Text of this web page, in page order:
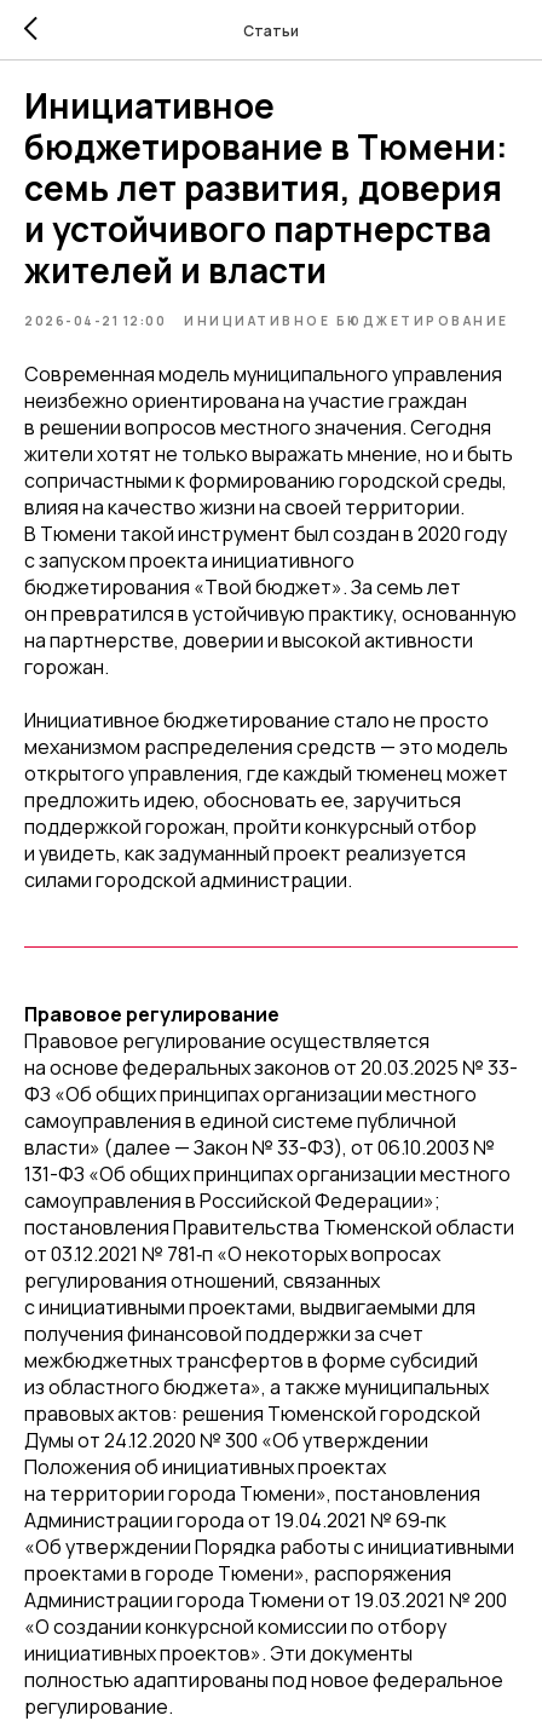
Статьи
Инициативное
бюджетирование в Тюмени:
семь лет развития, доверия
и устойчивого партнерства
жителей и власти
2026-04-21 12:00 ИНИЦИАТИВНОЕ БЮДЖЕТИРОВАНИЕ
Современная модель муниципального управления
неизбежно ориентирована на участие граждан
в решении вопросов местного значения. Сегодня
жители хотят не только выражать мнение, но и быть
сопричастными к формированию городской среды,
влияя на качество жизни на своей территории.
В Тюмени такой инструмент был создан в 2020 году
с запуском проекта инициативного
бюджетирования «Твой бюджет». За семь лет
он превратился в устойчивую практику, основанную
на партнерстве, доверии и высокой активности
горожан.
Инициативное бюджетирование стало не просто
механизмом распределения средств — это модель
открытого управления, где каждый тюменец может
предложить идею, обосновать ее, заручиться
поддержкой горожан, пройти конкурсный отбор
и увидеть, как задуманный проект реализуется
силами городской администрации.
Правовое регулирование
Правовое регулирование осуществляется
на основе федеральных законов от 20.03.2025 № 33-
ФЗ «Об общих принципах организации местного
самоуправления в единой системе публичной
власти» (далее — Закон № 33-ФЗ), от 06.10.2003 №
131-ФЗ «Об общих принципах организации местного
самоуправления в Российской Федерации»;
постановления Правительства Тюменской области
от 03.12.2021 № 781‑п «О некоторых вопросах
регулирования отношений, связанных
с инициативными проектами, выдвигаемыми для
получения финансовой поддержки за счет
межбюджетных трансфертов в форме субсидий
из областного бюджета», а также муниципальных
правовых актов: решения Тюменской городской
Думы от 24.12.2020 № 300 «Об утверждении
Положения об инициативных проектах
на территории города Тюмени», постановления
Администрации города от 19.04.2021 № 69‑пк
«Об утверждении Порядка работы с инициативными
проектами в городе Тюмени», распоряжения
Администрации города Тюмени от 19.03.2021 № 200
«О создании конкурсной комиссии по отбору
инициативных проектов». Эти документы
полностью адаптированы под новое федеральное
регулирование.